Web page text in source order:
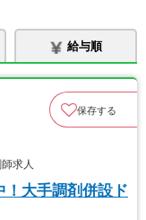
給与順
保存する
求人
！大手調剤併設ド